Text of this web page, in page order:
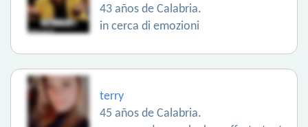
43 años de Calabria.
in cerca di emozioni
terry
45 años de Calabria.